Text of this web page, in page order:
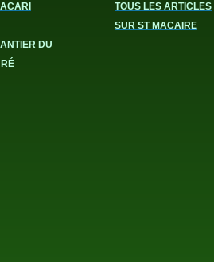
DU
TOUS LES ARTICLES
SUR ST MACAIRE